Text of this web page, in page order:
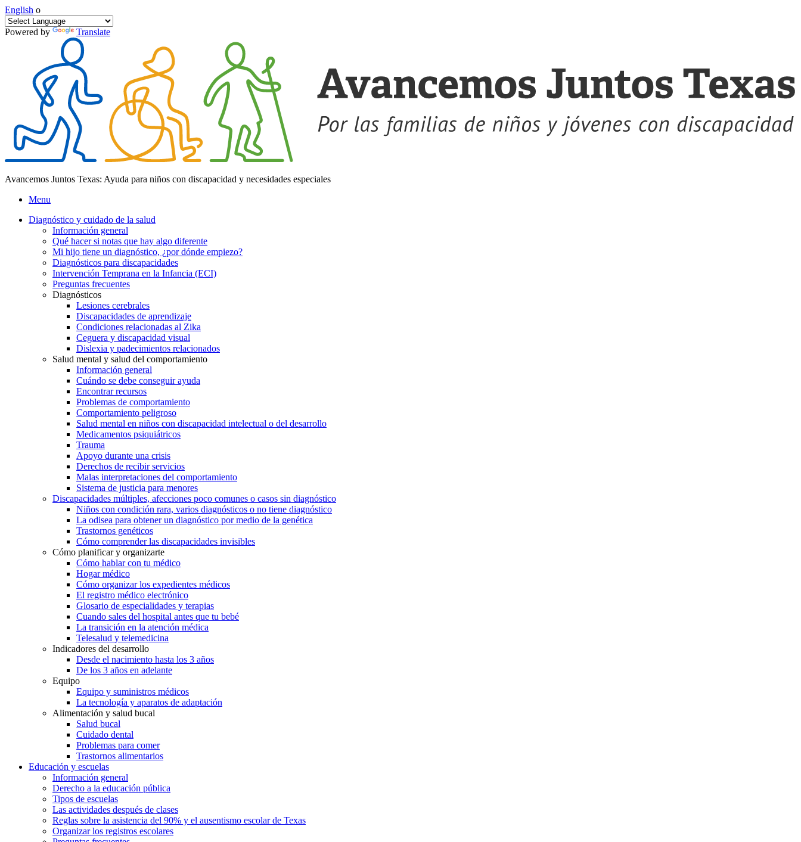
English o
Powered by Translate
Avancemos Juntos Texas: Ayuda para niños con discapacidad y necesidades especiales
Menu
Diagnóstico y cuidado de la salud
Información general
Qué hacer si notas que hay algo diferente
Mi hijo tiene un diagnóstico, ¿por dónde empiezo?
Diagnósticos para discapacidades
Intervención Temprana en la Infancia (ECI)
Preguntas frecuentes
Diagnósticos
Lesiones cerebrales
Discapacidades de aprendizaje
Condiciones relacionadas al Zika
Ceguera y discapacidad visual
Dislexia y padecimientos relacionados
Salud mental y salud del comportamiento
Información general
Cuándo se debe conseguir ayuda
Encontrar recursos
Problemas de comportamiento
Comportamiento peligroso
Salud mental en niños con discapacidad intelectual o del desarrollo
Medicamentos psiquiátricos
Trauma
Apoyo durante una crisis
Derechos de recibir servicios
Malas interpretaciones del comportamiento
Sistema de justicia para menores
Discapacidades múltiples, afecciones poco comunes o casos sin diagnóstico
Niños con condición rara, varios diagnósticos o no tiene diagnóstico
La odisea para obtener un diagnóstico por medio de la genética
Trastornos genéticos
Cómo comprender las discapacidades invisibles
Cómo planificar y organizarte
Cómo hablar con tu médico
Hogar médico
Cómo organizar los expedientes médicos
El registro médico electrónico
Glosario de especialidades y terapias
Cuando sales del hospital antes que tu bebé
La transición en la atención médica
Telesalud y telemedicina
Indicadores del desarrollo
Desde el nacimiento hasta los 3 años
De los 3 años en adelante
Equipo
Equipo y suministros médicos
La tecnología y aparatos de adaptación
Alimentación y salud bucal
Salud bucal
Cuidado dental
Problemas para comer
Trastornos alimentarios
Educación y escuelas
Información general
Derecho a la educación pública
Tipos de escuelas
Las actividades después de clases
Reglas sobre la asistencia del 90% y el ausentismo escolar de Texas
Organizar los registros escolares